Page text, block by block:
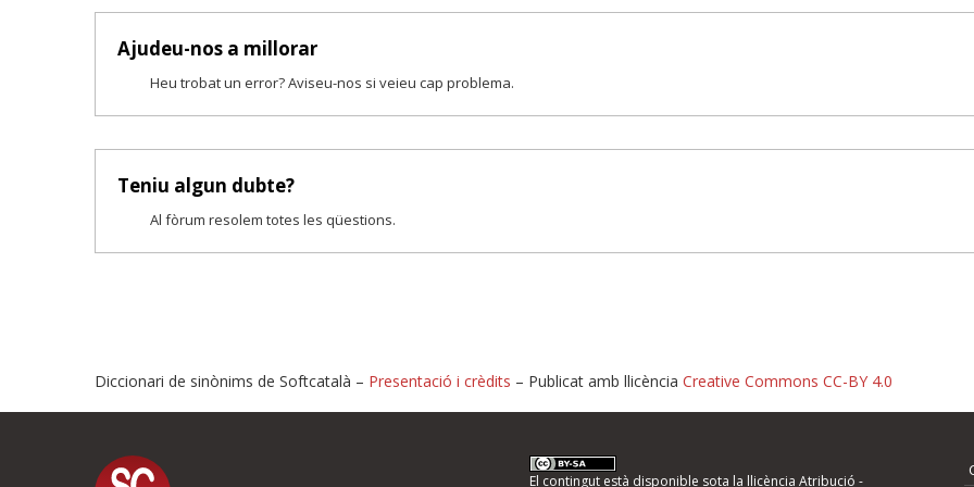
Ajudeu-nos a millorar
Heu trobat un error? Aviseu-nos si veieu cap problema.
Teniu algun dubte?
Al fòrum resolem totes les qüestions.
Proposeu-nos millores o informeu d'errors
Diccionari de sinònims de Softcatalà – Presentació i crèdits – Publicat amb llicència Creative Commons CC-BY 4.0
El contingut està disponible sota la llicència Atribució -